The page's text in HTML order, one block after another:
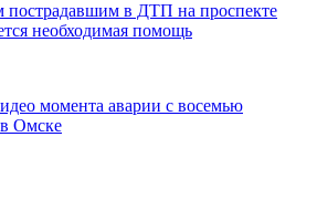
пострадавшим в ДТП на проспекте
необходимая помощь
момента аварии с восемью
Омске